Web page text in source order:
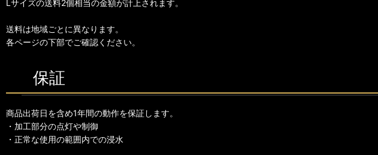
Lサイズの送料2個相当の金額が計上されます。
送料は地域ごとに異なります。
各ページの下部でご確認ください。
保証
商品出荷日を含め1年間の動作を保証します。
・加工部分の点灯や制御
・正常な使用の範囲内での浸水